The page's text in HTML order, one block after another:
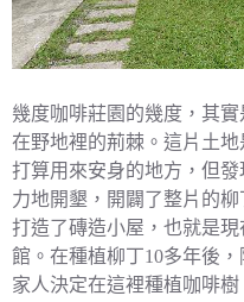
幾度咖啡莊園的幾度，其
在野地裡的荊棘。這片土
打算用來安身的地方，但
力地開墾，開闢了整片的
打造了磚造小屋，也就是
館。在種植柳丁10多年後
家人決定在這裡種植咖啡